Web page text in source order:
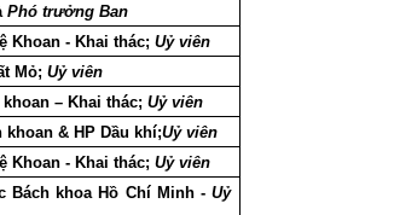
Phó trưởng Ban
Khoan - Khai thác;Uỷ viên
Mỏ;Uỷ viên
khoan – Khai thác;Uỷ viên
khoan & HP Dầu khí;Uỷ viên
Khoan - Khai thác;Uỷ viên
Bách khoa Hồ Chí Minh -Uỷ